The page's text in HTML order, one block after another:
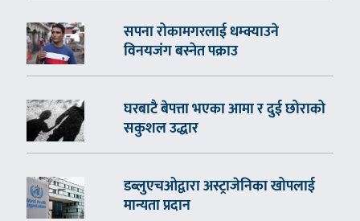
सपना रोकामगरलाई धम्क्याउने
विनयजंग बस्नेत पक्राउ
घरबाटै बेपत्ता भएका आमा र दुई छोराको
सकुशल उद्धार
डब्लुएचओद्वारा अस्ट्राजेनिका खोपलाई
मान्यता प्रदान